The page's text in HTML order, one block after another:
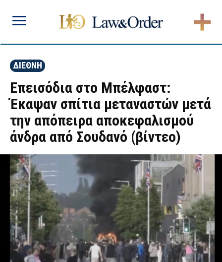
ΔΙΕΘΝΗ
Επεισόδια στο Μπέλφαστ:
Έκαψαν σπίτια μεταναστών μετά
την απόπειρα αποκεφαλισμού
άνδρα από Σουδανό (βίντεο)